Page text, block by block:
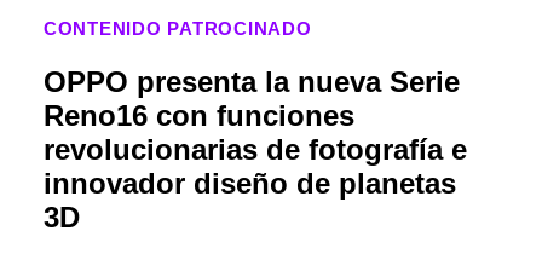
CONTENIDO PATROCINADO
OPPO presenta la nueva Serie
Reno16 con funciones
revolucionarias de fotografía e
innovador diseño de planetas
3D